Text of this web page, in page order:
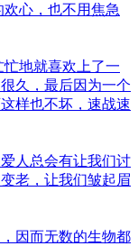
心，也不用焦急
地就喜欢上了一
久，最后因为一个
样也不坏，速战速
人总会有让我们讨
老，让我们皱起眉
因而无数的生物都